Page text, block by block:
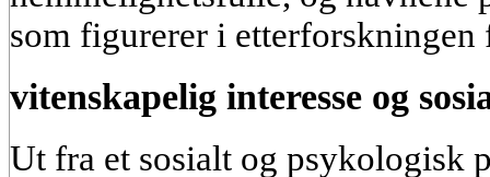
som figurerer i
vitenskapelig interesse og
Ut fra et sosialt og psykologisk